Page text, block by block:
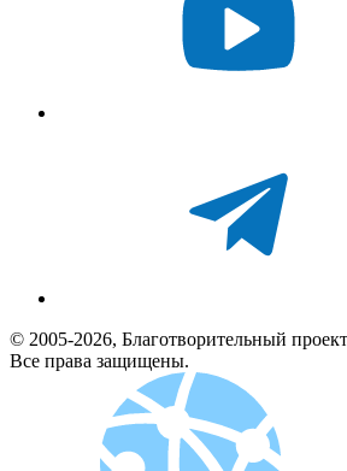
© 2005-2026, Благотворительный
Все права защищены.